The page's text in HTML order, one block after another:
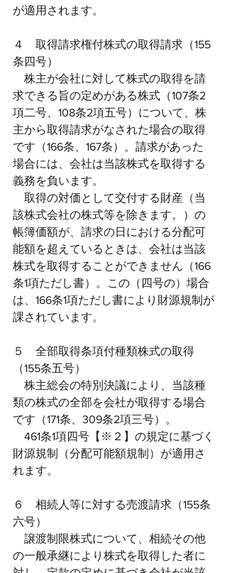
が適用されます。
４　取得請求権付株式の取得請求（155
条四号）
株主が会社に対して株式の取得を請
求できる旨の定めがある株式（107条2
項二号、108条2項五号）について、株
主から取得請求がなされた場合の取得
です（166条、167条）。請求があった
場合には、会社は当該株式を取得する
義務を負います。
取得の対価として交付する財産（当
該株式会社の株式等を除きます。）の
帳簿価額が、請求の日における分配可
能額を超えているときは、会社は当該
株式を取得することができません（166
条1項ただし書）。この（四号の）場合
は、166条1項ただし書により財源規制が
課されています。
５　全部取得条項付種類株式の取得
（155条五号）
株主総会の特別決議により、当該種
類の株式の全部を会社が取得する場合
です（171条、309条2項三号）。
461条1項四号【※２】の規定に基づく
財源規制（分配可能額規制）が適用さ
れます。
６　相続人等に対する売渡請求（155条
六号）
譲渡制限株式について、相続その他
の一般承継により株式を取得した者に